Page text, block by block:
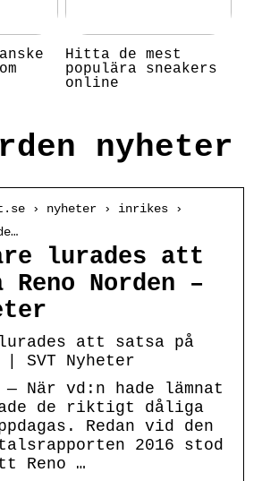
Hitta de mest
populära sneakers
online
nyheter
› nyheter › inrikes ›
lurades att
Norden –
lurades att satsa på
| SVT Nyheter
När vd:n hade lämnat
de riktigt dåliga
Redan vid den
2016 stod
Reno …